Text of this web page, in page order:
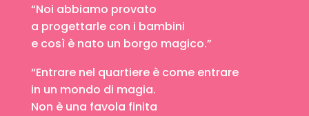
“Noi abbiamo provato
a progettarle con i bambini
e così è nato un borgo magico.”
“Entrare nel quartiere è come entrare
in un mondo di magia.
Non è una favola finita